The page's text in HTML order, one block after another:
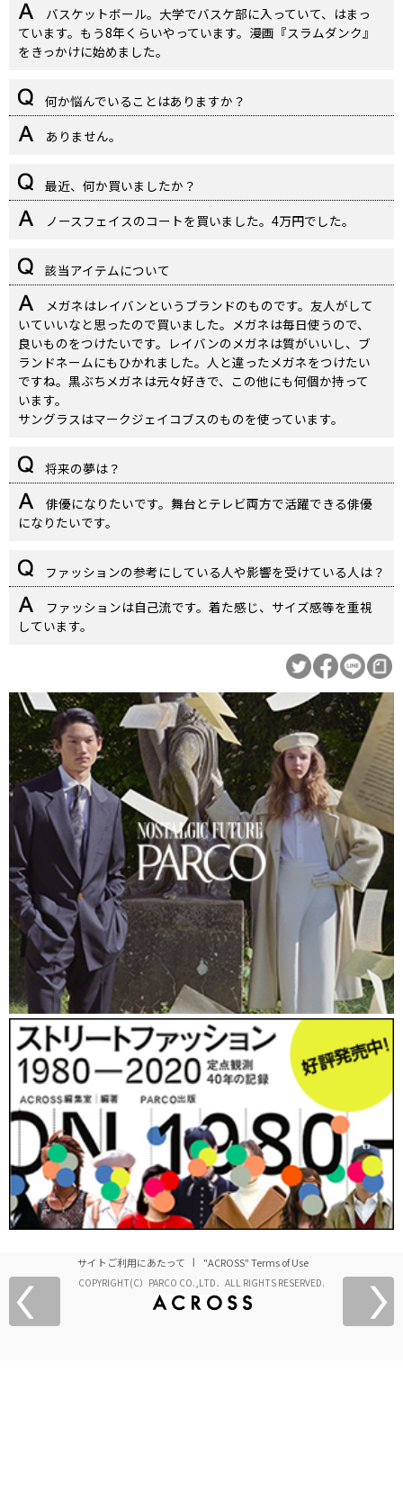
バスケットボール。大学でバスケ部に入っていて、はまっ
ています。もう8年くらいやっています。漫画『スラムダンク』
をきっかけに始めました。
何か悩んでいることはありますか？
ありません。
最近、何か買いましたか？
ノースフェイスのコートを買いました。4万円でした。
該当アイテムについて
メガネはレイバンというブランドのものです。友人がして
いていいなと思ったので買いました。メガネは毎日使うので、
良いものをつけたいです。レイバンのメガネは質がいいし、ブ
ランドネームにもひかれました。人と違ったメガネをつけたい
ですね。黒ぶちメガネは元々好きで、この他にも何個か持って
います。
サングラスはマークジェイコブスのものを使っています。
将来の夢は？
俳優になりたいです。舞台とテレビ両方で活躍できる俳優
になりたいです。
ファッションの参考にしている人や影響を受けている人は？
ファッションは自己流です。着た感じ、サイズ感等を重視
しています。
サイトご利用にあたって "ACROSS" Terms of Use
COPYRIGHT(C）PARCO CO.,LTD．ALL RIGHTS RESERVED.